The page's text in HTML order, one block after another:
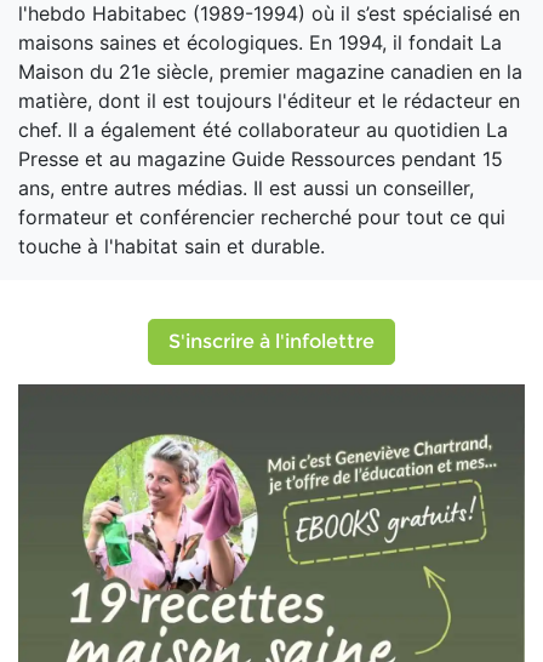
l'hebdo Habitabec (1989-1994) où il s’est spécialisé en
maisons saines et écologiques. En 1994, il fondait La
Maison du 21e siècle, premier magazine canadien en la
matière, dont il est toujours l'éditeur et le rédacteur en
chef. Il a également été collaborateur au quotidien La
Presse et au magazine Guide Ressources pendant 15
ans, entre autres médias. Il est aussi un conseiller,
formateur et conférencier recherché pour tout ce qui
touche à l'habitat sain et durable.
S'inscrire à l'infolettre